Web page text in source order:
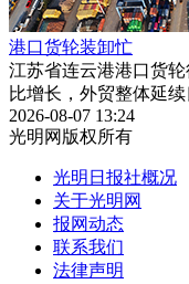
港口货轮装卸忙
江苏省连云港港口货
比增长，外贸整体延续
2026-08-07 13:24
光明网版权所有
光明日报社概况
关于光明网
报网动态
联系我们
法律声明